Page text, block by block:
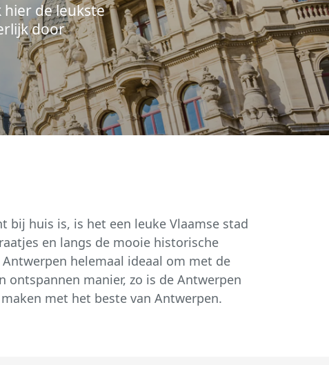
de leukste
door
bij huis is, is het een leuke Vlaamse stad
en langs de mooie historische
helemaal ideaal om met de
manier, zo is de Antwerpen
met het beste van Antwerpen.